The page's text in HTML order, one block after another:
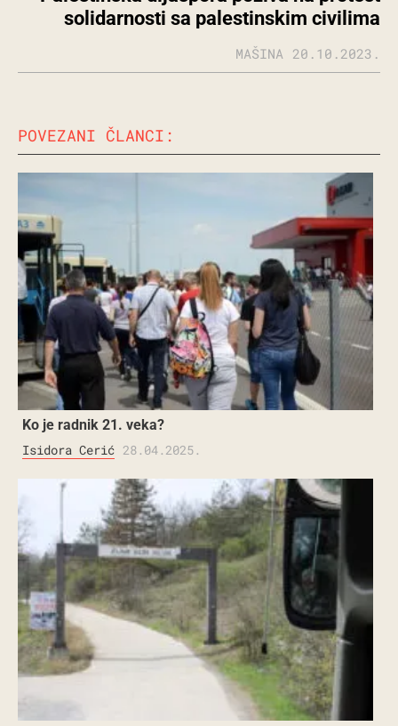
solidarnosti sa palestinskim civilima
MAŠINA 20.10.2023.
POVEZANI ČLANCI:
Ko je radnik 21. veka?
Isidora Cerić 28.04.2025.